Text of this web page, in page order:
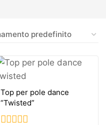
Top per pole dance
“Twisted”